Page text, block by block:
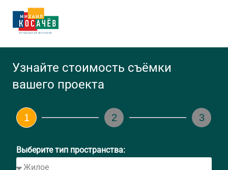
Перейти
содержимому
Узнайте стоимость съёмки
вашего проекта
1 2 3
Выберите тип пространства: